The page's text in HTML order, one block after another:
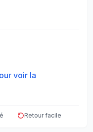
voir la
Retour facile